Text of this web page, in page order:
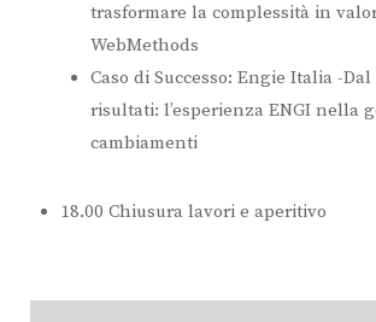
trasformare la complessità in
WebMethods
Caso di Successo: Engie Italia -
risultati: l’esperienza ENGI nella
cambiamenti
18.00 Chiusura lavori e aperitivo